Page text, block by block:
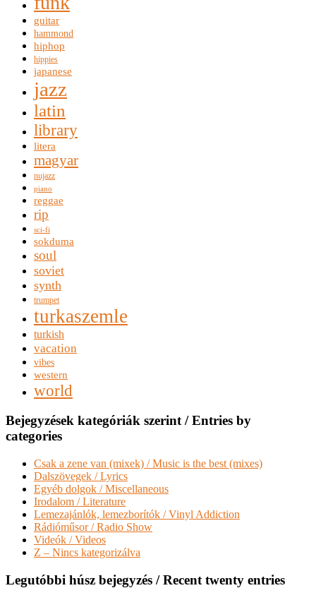
guitar
hammond
hiphop
hippies
japanese
jazz
latin
library
litera
magyar
nujazz
piano
reggae
rip
sci-fi
sokduma
soul
soviet
synth
trumpet
turkaszemle
turkish
vacation
vibes
western
world
Bejegyzések kategóriák szerint / Entries by
categories
Csak a zene van (mixek) / Music is the best (mixes)
Dalszövegek / Lyrics
Egyéb dolgok / Miscellaneous
Irodalom / Literature
Lemezajánlók, lemezborítók / Vinyl Addiction
Rádióműsor / Radio Show
Videók / Videos
Z – Nincs kategorizálva
Legutóbbi húsz bejegyzés / Recent twenty entries